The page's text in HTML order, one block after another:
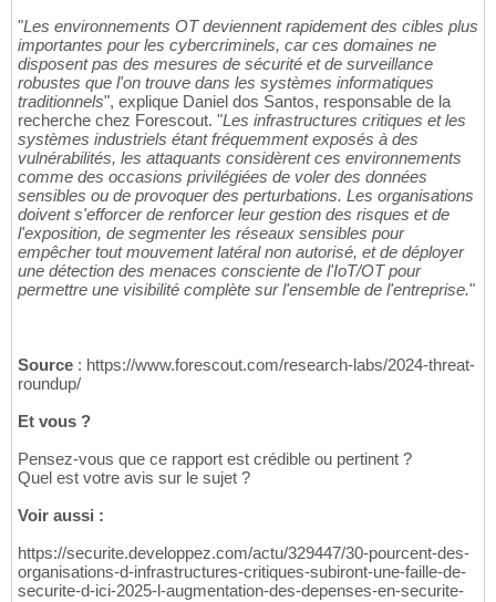
"Les environnements OT deviennent rapidement des cibles plus
importantes pour les cybercriminels, car ces domaines ne
disposent pas des mesures de sécurité et de surveillance
robustes que l'on trouve dans les systèmes informatiques
traditionnels", explique Daniel dos Santos, responsable de la
recherche chez Forescout. "Les infrastructures critiques et les
systèmes industriels étant fréquemment exposés à des
vulnérabilités, les attaquants considèrent ces environnements
comme des occasions privilégiées de voler des données
sensibles ou de provoquer des perturbations. Les organisations
doivent s'efforcer de renforcer leur gestion des risques et de
l'exposition, de segmenter les réseaux sensibles pour
empêcher tout mouvement latéral non autorisé, et de déployer
une détection des menaces consciente de l'IoT/OT pour
permettre une visibilité complète sur l'ensemble de l'entreprise."
Source : https://www.forescout.com/research-labs/2024-threat-
roundup/
Et vous ?
Pensez-vous que ce rapport est crédible ou pertinent ?
Quel est votre avis sur le sujet ?
Voir aussi :
https://securite.developpez.com/actu/329447/30-pourcent-des-
organisations-d-infrastructures-critiques-subiront-une-faille-de-
securite-d-ici-2025-l-augmentation-des-depenses-en-securite-